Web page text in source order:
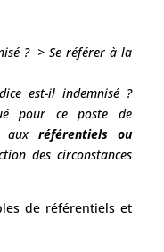
? > Se référer à la
est-il indemnisé ?
pour ce poste de
aux référentiels ou
des circonstances
de référentiels et